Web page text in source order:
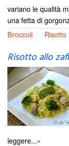
variano le qualità
una fetta di
Broccoli
Risotto
Risotto allo
leggere...»